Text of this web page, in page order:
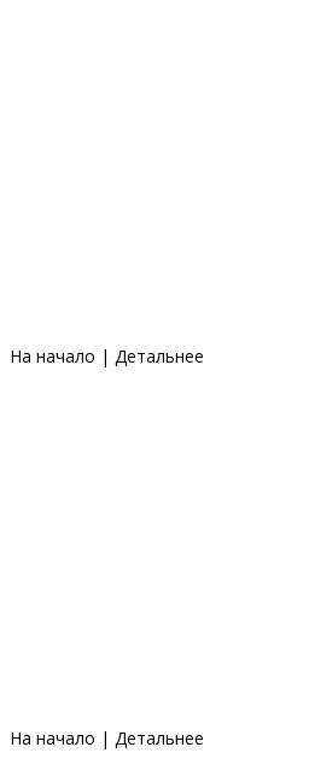
На начало | Детальнее
На начало | Детальнее